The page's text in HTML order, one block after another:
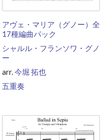
アヴェ・マリア（グノー）全
17種編曲パック
シャルル・フランソワ・グノ
ー
arr. 今堀 拓也
五重奏